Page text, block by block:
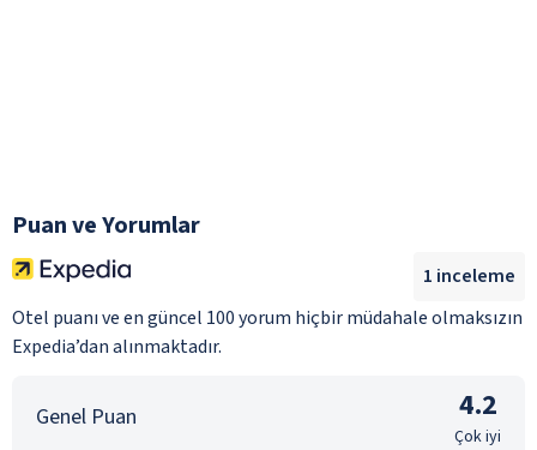
Puan ve Yorumlar
Otel puanı ve en güncel 100 yorum hiçbir müdahale olmaksızın
Expedia’dan alınmaktadır.
1 inceleme
Genel Puan 4.2
Çok iyi